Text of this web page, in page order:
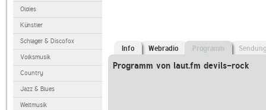
Oldies
Künstler
Schlager & Discofox
Volksmusik
Country
Jazz & Blues
Weltmusik
Info Webradio Programm
Programm von laut.fm devils-rock